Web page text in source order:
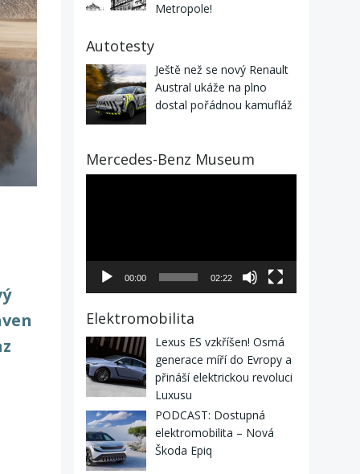
Metropole!
Autotesty
Ještě než se nový Renault
Austral ukáže na plno
dostal pořádnou kamufláž
Mercedes-Benz Museum
00:00 02:22
Elektromobilita
Lexus ES vzkříšen! Osmá
generace míří do Evropy a
přináší elektrickou revoluci
Luxusu
PODCAST: Dostupná
elektromobilita – Nová
Škoda Epiq